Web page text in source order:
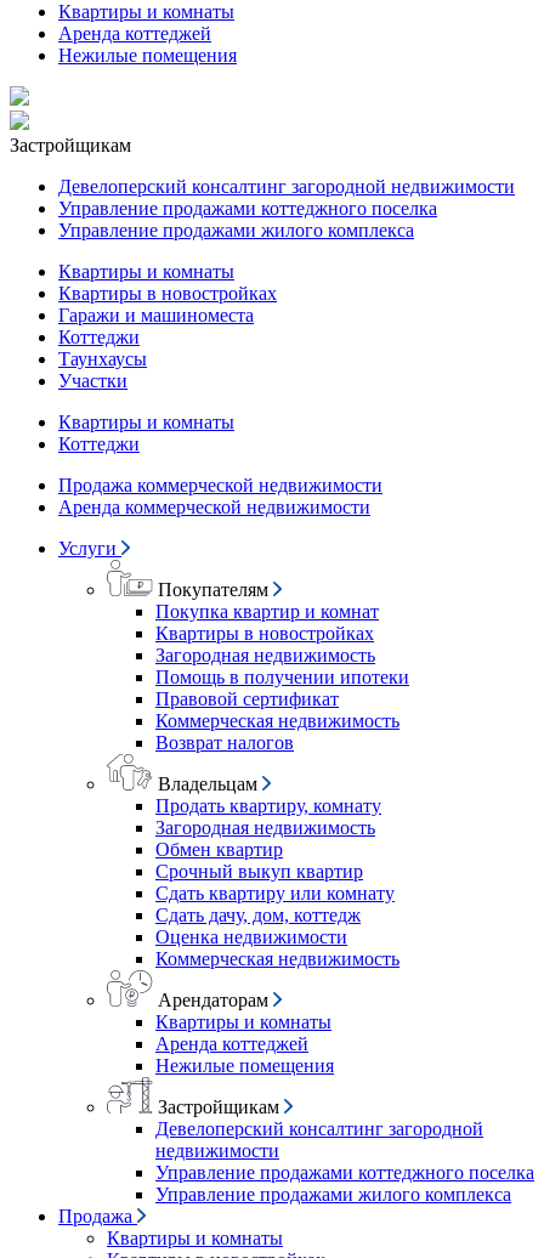
Квартиры и комнаты
Аренда коттеджей
Нежилые помещения
Застройщикам
Девелоперский консалтинг загородной недвижимости
Управление продажами коттеджного поселка
Управление продажами жилого комплекса
Квартиры и комнаты
Квартиры в новостройках
Гаражи и машиноместа
Коттеджи
Таунхаусы
Участки
Квартиры и комнаты
Коттеджи
Продажа коммерческой недвижимости
Аренда коммерческой недвижимости
Услуги
Покупателям
Покупка квартир и комнат
Квартиры в новостройках
Загородная недвижимость
Помощь в получении ипотеки
Правовой сертификат
Коммерческая недвижимость
Возврат налогов
Владельцам
Продать квартиру, комнату
Загородная недвижимость
Обмен квартир
Срочный выкуп квартир
Сдать квартиру или комнату
Сдать дачу, дом, коттедж
Оценка недвижимости
Коммерческая недвижимость
Арендаторам
Квартиры и комнаты
Аренда коттеджей
Нежилые помещения
Застройщикам
Девелоперский консалтинг загородной
недвижимости
Управление продажами коттеджного поселка
Управление продажами жилого комплекса
Продажа
Квартиры и комнаты